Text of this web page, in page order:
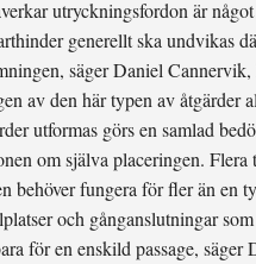
utryckningsfordon är
generellt ska undvikas
säger Daniel
av den här typen av
utformas görs en samlad
om själva placeringen.
behöver fungera för fler än en
och gånganslutningar
för en enskild passage, säger